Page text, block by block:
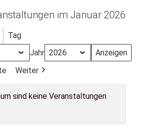
im Januar 2026
Tag
Jahr
Weiter
sind keine Veranstaltungen